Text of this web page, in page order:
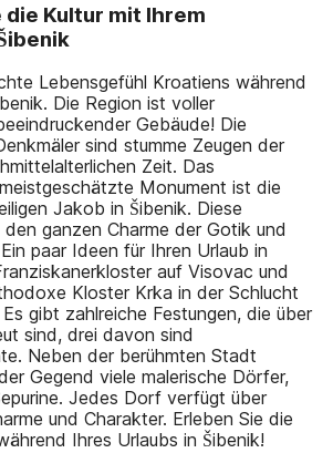
die Kultur mit Ihrem
Lebensgefühl Kroatiens während
Die Region ist voller
Gebäude! Die
sind stumme Zeugen der
Zeit. Das
Monument ist die
Jakob in Šibenik. Diese
ganzen Charme der Gotik und
paar Ideen für Ihren Urlaub in
auf Visovac und
Kloster Krka in der Schlucht
gibt zahlreiche Festungen, die über
sind, drei davon sind
Neben der berühmten Stadt
Gegend viele malerische Dörfer,
Jedes Dorf verfügt über
und Charakter. Erleben Sie die
Ihres Urlaubs in Šibenik!